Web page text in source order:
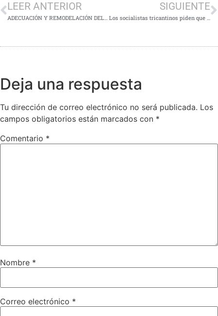
LEER ANTERIOR
ADECUACIÓN Y REMODELACIÓN DEL CENTRO CÍVICO TORRE DEL AGUA
SIGUIENTE
Los socialistas tricantinos piden que la ambulancia municipal sea una UVI y cuente con un médico y personal de enfermería
Deja una respuesta
Tu dirección de correo electrónico no será publicada. Los
campos obligatorios están marcados con *
Comentario *
Nombre *
Correo electrónico *